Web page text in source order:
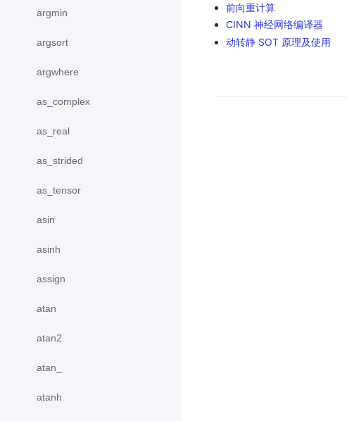
argmin
argsort
argwhere
as_complex
as_real
as_strided
as_tensor
asin
asinh
assign
atan
atan2
atan_
atanh
前向重计算
CINN 神经网络编译器
动转静 SOT 原理及使用